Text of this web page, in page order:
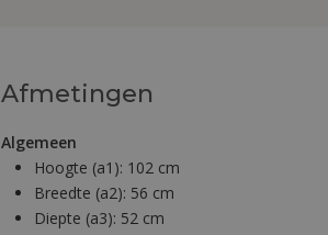
Afmetingen
Algemeen
Hoogte (a1): 102 cm
Breedte (a2): 56 cm
Diepte (a3): 52 cm